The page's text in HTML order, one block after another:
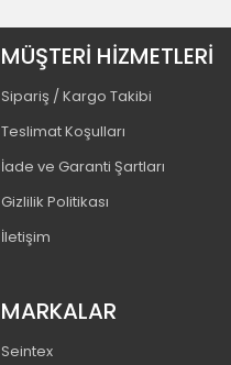
MÜŞTERİ HİZMETLERİ
Sipariş / Kargo Takibi
Teslimat Koşulları
İade ve Garanti Şartları
Gizlilik Politikası
İletişim
MARKALAR
Seintex